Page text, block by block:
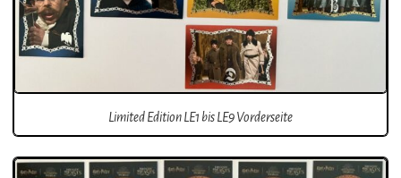
Limited Edition LE1 bis LE9 Vorderseite